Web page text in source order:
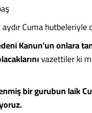
Cuma
Kanun’un onlara
vazettiler ki
bir gurubun laik